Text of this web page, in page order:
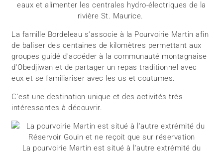
eaux et alimenter les centrales hydro-électriques de la
rivière St. Maurice.
La famille Bordeleau s'associe à la Pourvoirie Martin afin
de baliser des centaines de kilomètres permettant aux
groupes guidé d'accéder à la communauté montagnaise
d'Obedjiwan et de partager un repas traditionnel avec
eux et se familiariser avec les us et coutumes.
C'est une destination unique et des activités très
intéressantes à découvrir.
La pourvoirie Martin est situé à l'autre extrémité du